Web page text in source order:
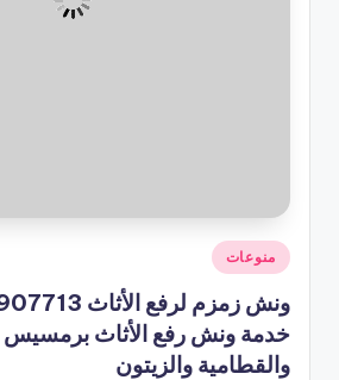
نُشر
في
منوعات
خدمة ونش رفع الأثاث برمسيس
والقطامية والزيتون